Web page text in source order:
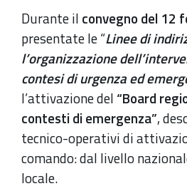
Durante il convegno del 12
presentate le “Linee di
l’organizzazione
contesi di urgenza ed
l’attivazione del “Board
contesti di emergenza”,
tecnico-operativi di
comando: dal livello
locale.